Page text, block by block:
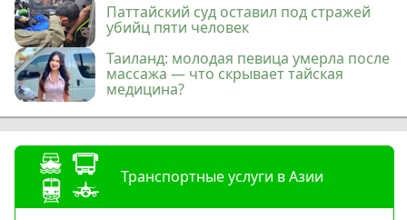
Паттайский суд оставил под стражей
убийц пяти человек
Таиланд: молодая певица умерла после
массажа — что скрывает тайская
медицина?
Транспортные услуги в Азии